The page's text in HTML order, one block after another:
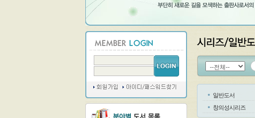
일반도서
창의성시리즈